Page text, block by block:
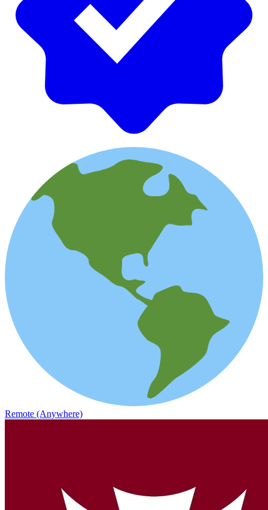
Remote (Anywhere)